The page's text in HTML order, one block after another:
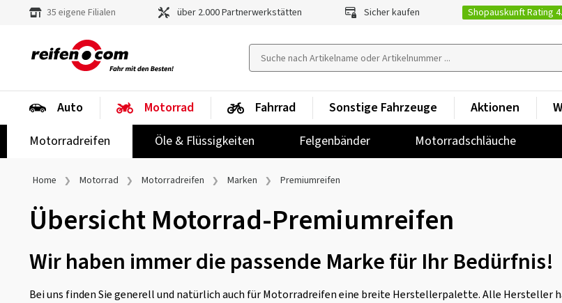
35 eigene Filialen über 2.000 Partnerwerkstätten Sicher kaufen Shopauskunft Rating
Auto
Motorrad
Motorradreifen
Öle & Flüssigkeiten Felgenbänder Motorradschläuche
Fahrrad Sonstige Fahrzeuge Aktionen
Home Motorrad Motorradreifen Marken Premiumreifen
Übersicht Motorrad-Premiumreifen
Wir haben immer die passende Marke für Ihr Bedürfnis!
Bei uns finden Sie generell und natürlich auch für Motorradreifen eine breite Herstellerpalette. Alle Hersteller